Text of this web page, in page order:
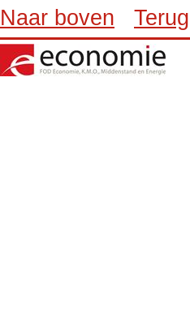
Naar boven Terug